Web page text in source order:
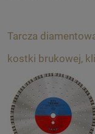
Tarcza
kostki brukowej,